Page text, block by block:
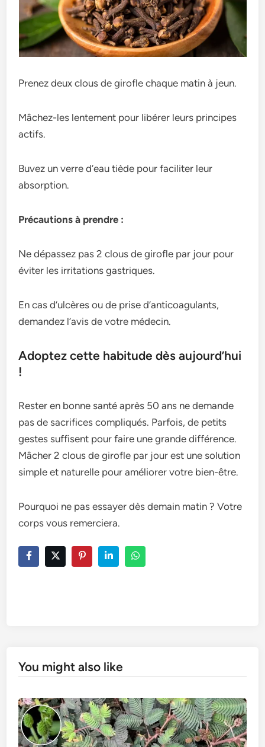
Prenez deux clous de girofle chaque matin à jeun.
Mâchez-les lentement pour libérer leurs principes
actifs.
Buvez un verre d’eau tiède pour faciliter leur
absorption.
Précautions à prendre :
Ne dépassez pas 2 clous de girofle par jour pour
éviter les irritations gastriques.
En cas d’ulcères ou de prise d’anticoagulants,
demandez l’avis de votre médecin.
Adoptez cette habitude dès aujourd’hui
!
Rester en bonne santé après 50 ans ne demande
pas de sacrifices compliqués. Parfois, de petits
gestes suffisent pour faire une grande différence.
Mâcher 2 clous de girofle par jour est une solution
simple et naturelle pour améliorer votre bien-être.
Pourquoi ne pas essayer dès demain matin ? Votre
corps vous remerciera.
You might also like